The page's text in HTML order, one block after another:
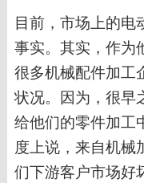
目前，市场上的电
事实。其实，作为
很多机械配件加工
状况。因为，很早
给他们的零件加工
度上说，来自机械
们下游客户市场好